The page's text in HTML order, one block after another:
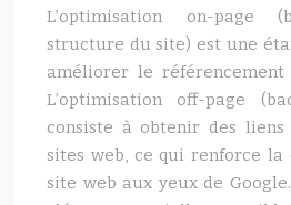
L’optimisation on-page
structure du site) est une
améliorer le
L’optimisation off-page
consiste à obtenir des liens
sites web, ce qui renforce
site web aux yeux de